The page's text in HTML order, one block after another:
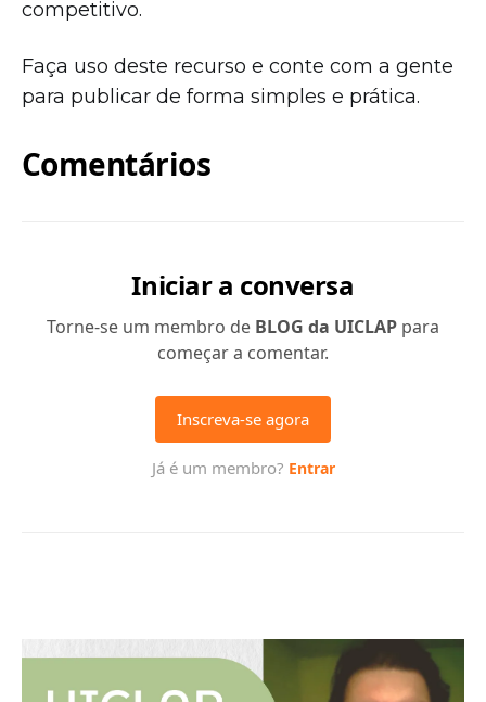
competitivo.
Faça uso deste recurso e conte com a gente
para publicar de forma simples e prática.